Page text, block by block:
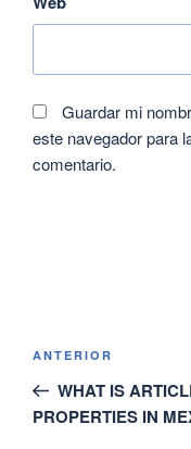
Guardar mi
este navegador para
comentario.
ANTERIOR
WHAT IS
PROPERTIES IN